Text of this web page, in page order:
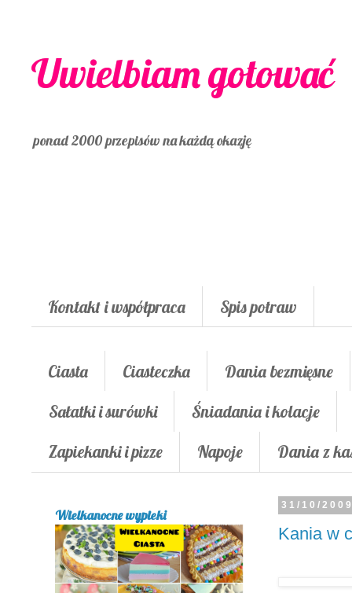
Uwielbiam gotować
ponad 2000 przepisów na każdą okazję
Kontakt i współpraca Spis potraw
Ciasta Ciasteczka
Dania bezmięsne
Sałatki i surówki
Śniadania i kolacje
Zapiekanki i pizze
Napoje Dania z
31/10/
Kania w
Wielkanocne wypieki